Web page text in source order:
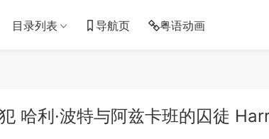
目录列表 导航页 粤语动画
哈利·波特与阿兹卡班的囚徒